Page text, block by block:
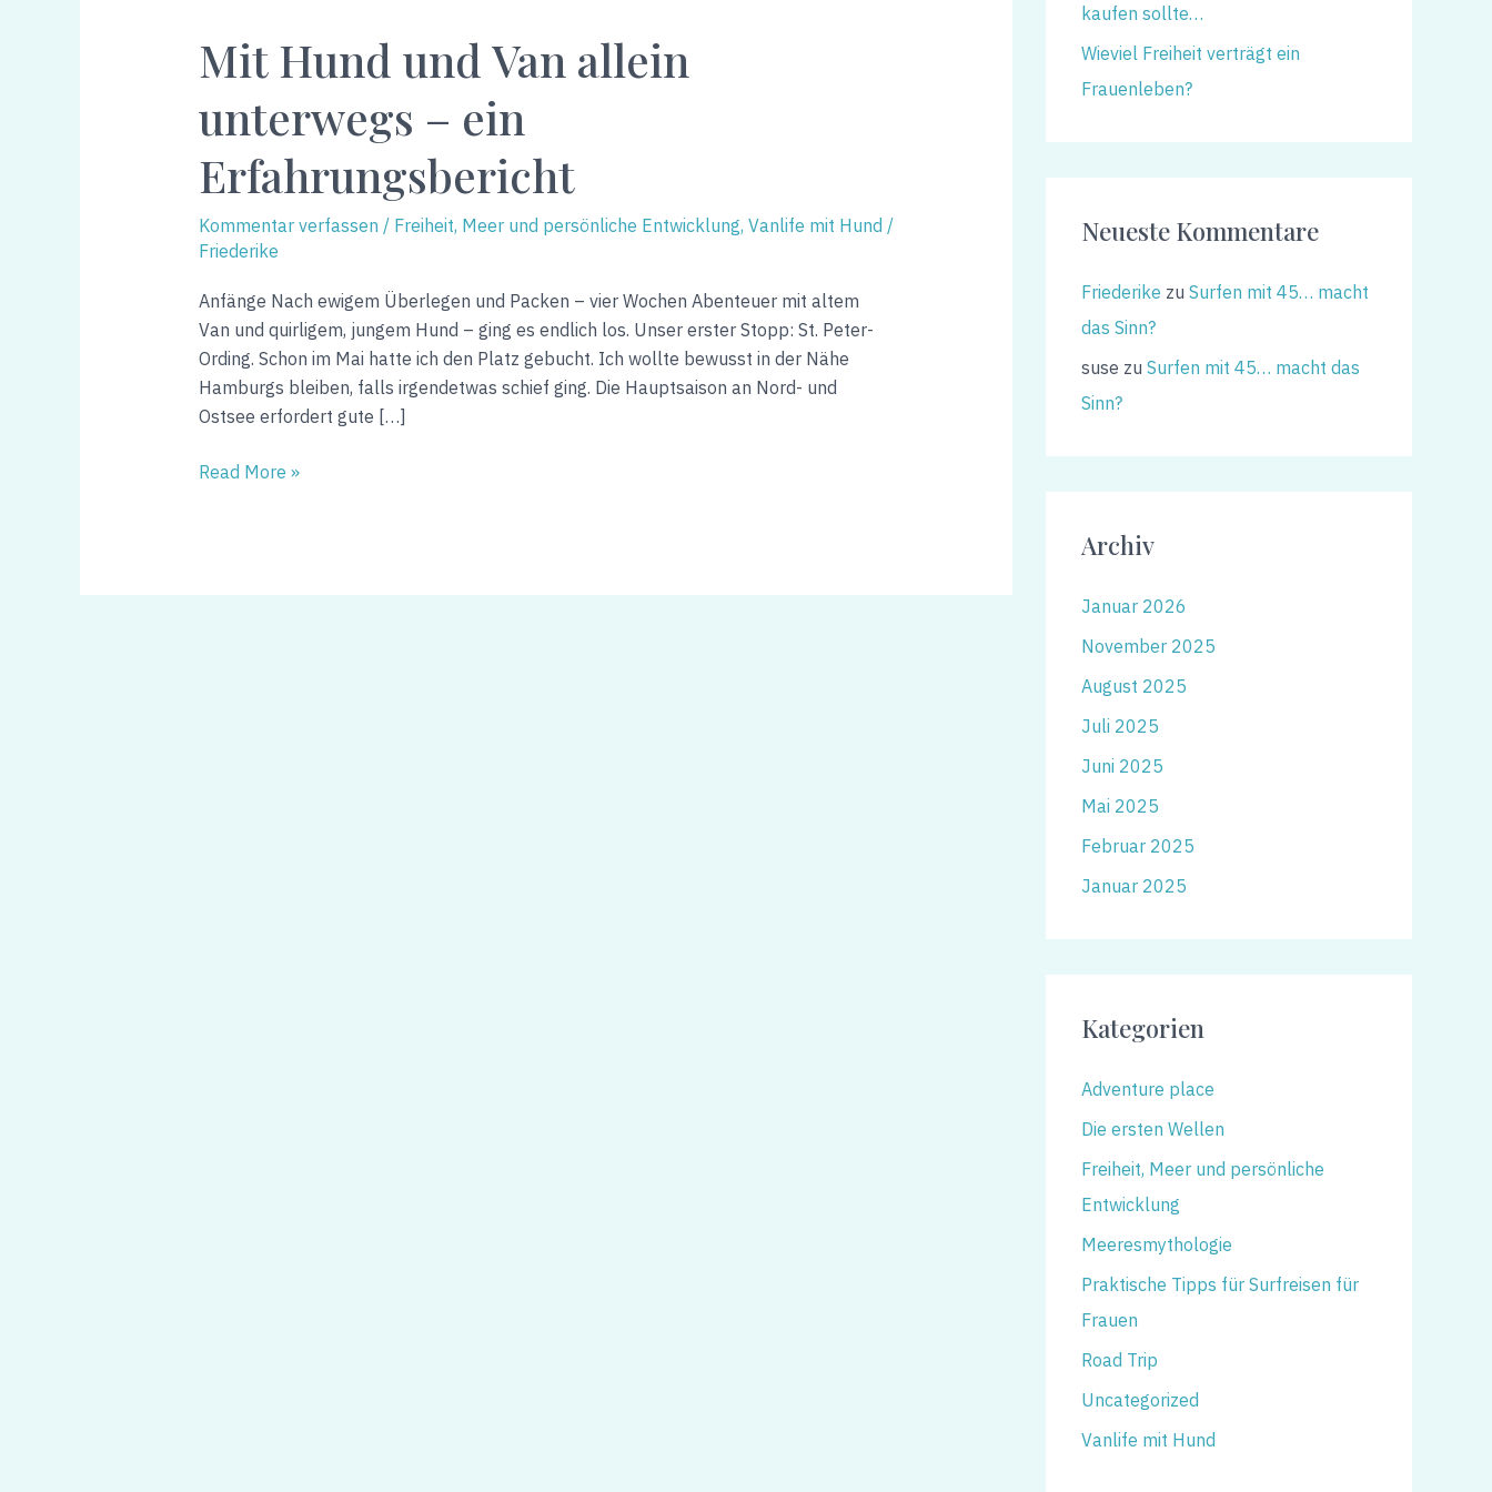
Mit Hund und Van allein
unterwegs – ein
Erfahrungsbericht
Kommentar verfassen / Freiheit, Meer und persönliche Entwicklung, Vanlife mit Hund /
Friederike
Anfänge Nach ewigem Überlegen und Packen – vier Wochen Abenteuer mit altem
Van und quirligem, jungem Hund – ging es endlich los. Unser erster Stopp: St. Peter-
Ording. Schon im Mai hatte ich den Platz gebucht. Ich wollte bewusst in der Nähe
Hamburgs bleiben, falls irgendetwas schief ging. Die Hauptsaison an Nord- und
Ostsee erfordert gute […]
und
Van
unterwegs
–
ein
Erfahrungsbericht
Read More »
kaufen sollte…
Wieviel Freiheit verträgt ein
Frauenleben?
Neueste Kommentare
Friederike zu Surfen mit 45… macht
das Sinn?
suse zu Surfen mit 45… macht das
Sinn?
Archiv
Januar 2026
November 2025
August 2025
Juli 2025
Juni 2025
Mai 2025
Februar 2025
Januar 2025
Kategorien
Adventure place
Die ersten Wellen
Freiheit, Meer und persönliche
Entwicklung
Meeresmythologie
Praktische Tipps für Surfreisen für
Frauen
Road Trip
Uncategorized
Vanlife mit Hund